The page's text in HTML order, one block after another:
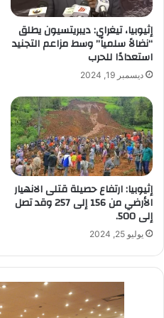
إثيوبيا، تيغراي: ديبريتسيون يطلق
“نضالاً سلمياً” وسط مزاعم التجنيد
استعدادًا للحرب
ديسمبر 19, 2024
إثيوبيا: ارتفاع حصيلة قتلى الانهيار
الأرضي من 156 إلى 257 وقد تصل
إلى 500.
يوليو 25, 2024